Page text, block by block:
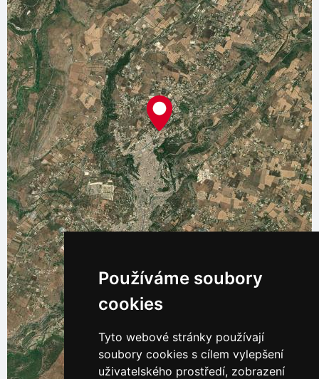
Používáme soubory
cookies
Tyto webové stránky používají
soubory cookies s cílem vylepšení
uživatelského prostředí, zobrazení